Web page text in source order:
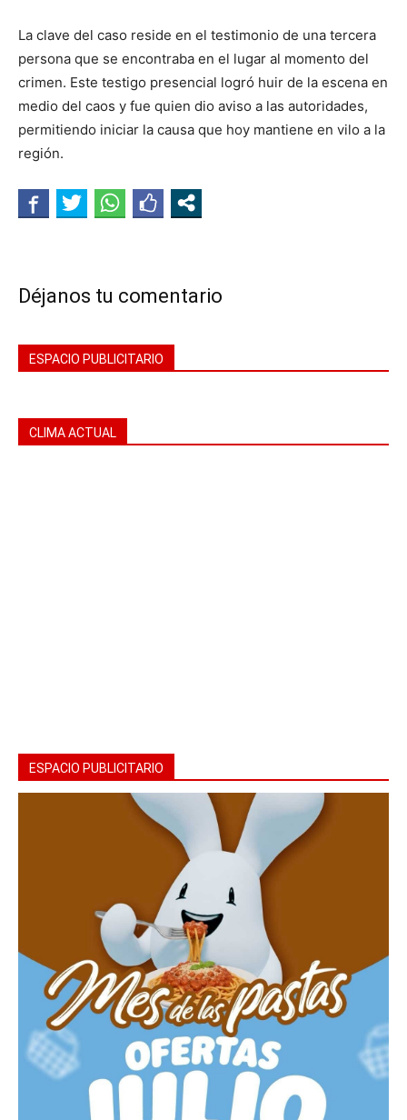
La clave del caso reside en el testimonio de una tercera
persona que se encontraba en el lugar al momento del
crimen. Este testigo presencial logró huir de la escena en
medio del caos y fue quien dio aviso a las autoridades,
permitiendo iniciar la causa que hoy mantiene en vilo a la
región.
Déjanos tu comentario
ESPACIO PUBLICITARIO
CLIMA ACTUAL
ESPACIO PUBLICITARIO